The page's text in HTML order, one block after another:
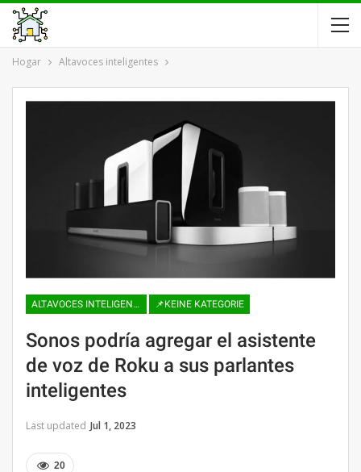
Hogar Altavoces inteligentes
ALTAVOCES INTELIGENTES 📌KEINE KATEGORIE
Sonos podría agregar el asistente
de voz de Roku a sus parlantes
inteligentes
Last updated Jul 1, 2023
20